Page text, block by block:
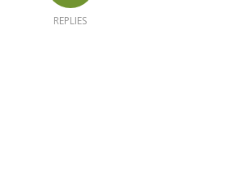
REPLIES